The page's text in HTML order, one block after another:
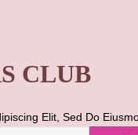
CLUB
Elit, Sed Do